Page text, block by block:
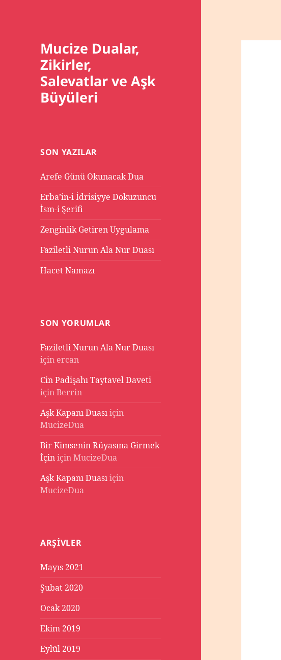
Mucize Dualar,
Zikirler,
Salevatlar ve Aşk
Büyüleri
SON YAZILAR
Arefe Günü Okunacak Dua
Erba’in-i İdrisiyye Dokuzuncu
İsm-i Şerifi
Zenginlik Getiren Uygulama
Faziletli Nurun Ala Nur Duası
Hacet Namazı
SON YORUMLAR
Faziletli Nurun Ala Nur Duası
için ercan
Cin Padişahı Taytavel Daveti
içinBerrin
Aşk Kapanı Duasıiçin
MucizeDua
Bir Kimsenin Rüyasına Girmek
İçiniçinMucizeDua
Aşk Kapanı Duasıiçin
MucizeDua
ARŞIVLER
Mayıs 2021
Şubat 2020
Ocak 2020
Ekim 2019
Eylül 2019